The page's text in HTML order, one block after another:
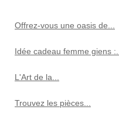
Offrez-vous une oasis de...
Idée cadeau femme giens :...
L'Art de la...
Trouvez les pièces...